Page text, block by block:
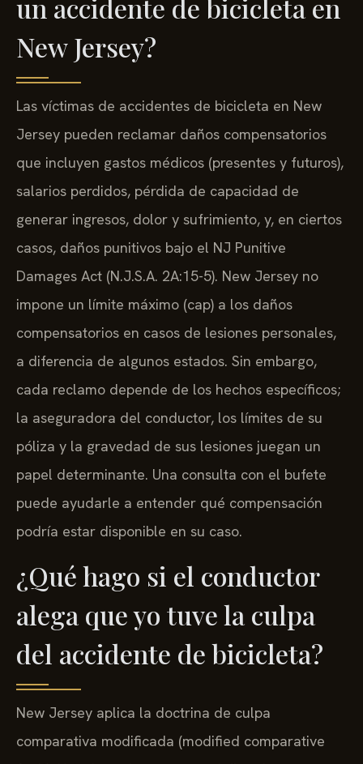
un accidente de bicicleta en
New Jersey?
Las víctimas de accidentes de bicicleta en New
Jersey pueden reclamar daños compensatorios
que incluyen gastos médicos (presentes y futuros),
salarios perdidos, pérdida de capacidad de
generar ingresos, dolor y sufrimiento, y, en ciertos
casos, daños punitivos bajo el NJ Punitive
Damages Act (N.J.S.A. 2A:15-5). New Jersey no
impone un límite máximo (cap) a los daños
compensatorios en casos de lesiones personales,
a diferencia de algunos estados. Sin embargo,
cada reclamo depende de los hechos específicos;
la aseguradora del conductor, los límites de su
póliza y la gravedad de sus lesiones juegan un
papel determinante. Una consulta con el bufete
puede ayudarle a entender qué compensación
podría estar disponible en su caso.
¿Qué hago si el conductor
alega que yo tuve la culpa
del accidente de bicicleta?
New Jersey aplica la doctrina de culpa
comparativa modificada (modified comparative